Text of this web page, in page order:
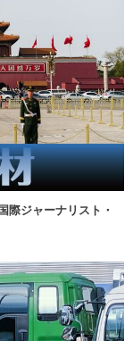
際ジャーナリスト・